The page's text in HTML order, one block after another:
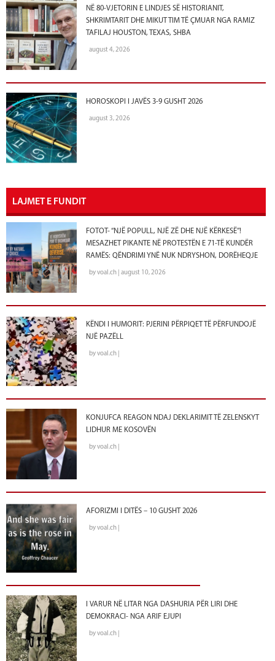
NË 80-VJETORIN E LINDJES SË HISTORIANIT,
SHKRIMTARIT DHE MIKUT TIM TË ÇMUAR NGA RAMIZ
TAFILAJ HOUSTON, TEXAS, SHBA
august 4, 2026
HOROSKOPI I JAVËS 3-9 GUSHT 2026
august 3, 2026
LAJMET E FUNDIT
FOTOT- “NJË POPULL, NJË ZË DHE NJË KËRKESË”!
MESAZHET PIKANTE NË PROTESTËN E 71-TË KUNDËR
RAMËS: QËNDRIMI YNË NUK NDRYSHON, DORËHEQJE
by voal.ch | august 10, 2026
KËNDI I HUMORIT: PJERINI PËRPIQET TË PËRFUNDOJË
NJË PAZËLL
by voal.ch |
KONJUFCA REAGON NDAJ DEKLARIMIT TË ZELENSKYT
LIDHUR ME KOSOVËN
by voal.ch |
AFORIZMI I DITËS – 10 GUSHT 2026
by voal.ch |
I VARUR NË LITAR NGA DASHURIA PËR LIRI DHE
DEMOKRACI- NGA ARIF EJUPI
by voal.ch |